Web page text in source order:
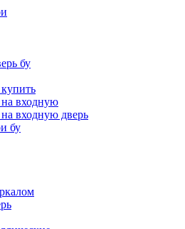
бу
входную
входную дверь
бу